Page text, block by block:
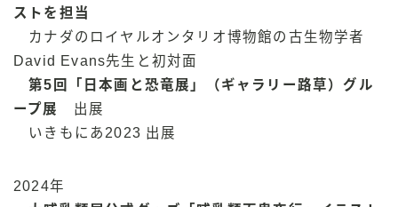
ストを担当
カナダのロイヤルオンタリオ博物館の古生物学者
David Evans先生と初対面
第5回「日本画と恐竜展」（ギャラリー路草）グル
ープ展
出展
いきもにあ2023 出展
2024年